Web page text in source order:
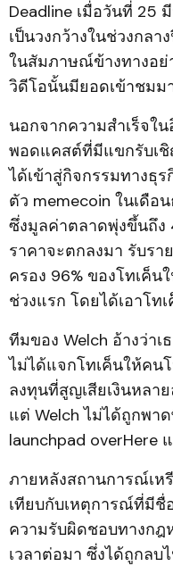
Deadline เมื่อวันที่ 25
เป็นวงกว้างในช่วงกล
ในสัมภาษณ์ข้างทางอย่
วิดีโอนั้นมียอดเข้าชมม
นอกจากความสำเร็จใน
พอดแคสต์ที่มีแขกรับเชิ
ได้เข้าสู่กิจกรรมทางธุ
ตัว memecoin ในเดือ
ซึ่งมูลค่าตลาดพุ่งขึ้นถึ
ราคาจะตกลงมา รับรา
ครอง 96% ของโทเค็น
ช่วงแรก โดยได้เอาโท
ทีมของ Welch อ้างว่า
ไม่ได้แจกโทเค็นให้คน
ลงทุนที่สูญเสียเงินหลา
แต่ Welch ไม่ได้ถูกพา
launchpad overHere
ภายหลังสถานการณ์เห
เทียบกับเหตุการณ์ที่มีชื่
ความรับผิดชอบทางกฎ
เวลาต่อมา ซึ่งได้ถูกล